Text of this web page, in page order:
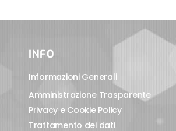
INFO
Informazioni Generali
Amministrazione Trasparente
Privacy e Cookie Policy
Trattamento dei dati